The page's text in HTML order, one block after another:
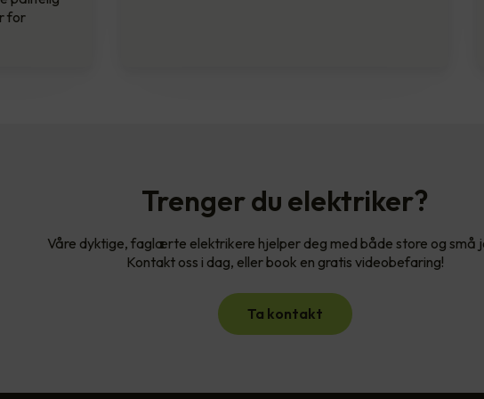
for
Trenger du elektriker?
Våre dyktige, faglærte elektrikere hjelper deg med både store og små
Kontakt oss i dag, eller book en gratis videobefaring!
Ta kontakt